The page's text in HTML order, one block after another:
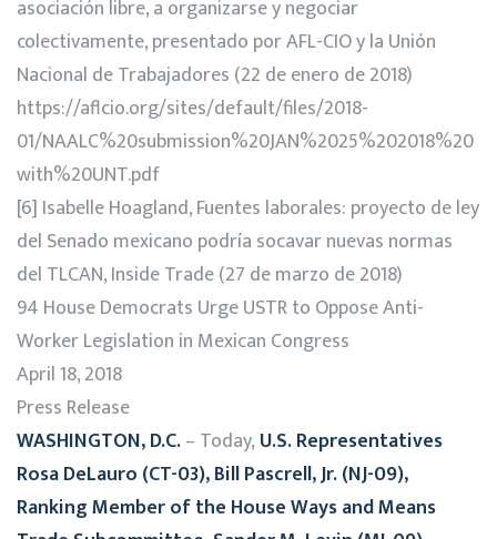
asociación libre, a organizarse y negociar
colectivamente, presentado por AFL-CIO y la Unión
Nacional de Trabajadores (22 de enero de 2018)
https://aflcio.org/sites/default/files/2018-
01/NAALC%20submission%20JAN%2025%202018%20
with%20UNT.pdf
[6] Isabelle Hoagland, Fuentes laborales: proyecto de ley
del Senado mexicano podría socavar nuevas normas
del TLCAN, Inside Trade (27 de marzo de 2018)
94 House Democrats Urge USTR to Oppose Anti-
Worker Legislation in Mexican Congress
April 18, 2018
Press Release
WASHINGTON, D.C.– Today, U.S. Representatives
Rosa DeLauro (CT-03), Bill Pascrell, Jr. (NJ-09),
Ranking Member of the House Ways and Means